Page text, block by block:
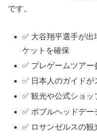
です。
✅ 大谷翔平選手が
ケットを確保
✅ プレゲームツアー
✅ 日本人のガイド
✅ 観光や公式ショ
✅ ボブルヘッドデ
✅ ロサンゼルスの観